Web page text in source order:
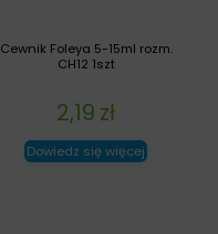
Cewnik Foleya 5-15ml rozm.
CH12 1szt
2,19 zł
Dowiedz się więcej